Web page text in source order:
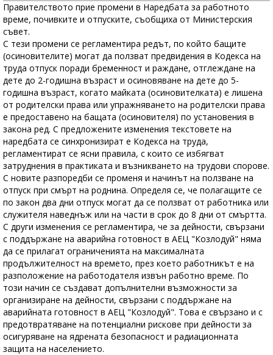
Правителството прие промени в Наредбата за работното
време, почивките и отпуските, съобщиха от Министерския
съвет.
С тези промени се регламентира редът, по който бащите
(осиновителите) могат да ползват предвидения в Кодекса на
труда отпуск поради бременност и раждане, отглеждане на
дете до 2-годишна възраст и осиновяване на дете до 5-
годишна възраст, когато майката (осиновителката) е лишена
от родителски права или упражняването на родителски права
е предоставено на бащата (осиновителя) по установения в
закона ред. С предложените изменения текстовете на
наредбата се синхронизират е Кодекса на труда,
регламентират се ясни правила, с които се избягват
затруднения в практиката и възникването на трудови спорове.
С новите разпоредби се променя и начинът на ползване на
отпуск при смърт на роднина. Определя се, че полагащите се
по закон два дни отпуск могат да се ползват от работника или
служителя наведнъж или на части в срок до 8 дни от смъртта.
С други изменения се регламентира, че за дейности, свързани
с поддържане на аварийна готовност в АЕЦ "Козлодуй" няма
да се прилагат ограниченията на максималната
продължителност на времето, през което работникът е на
разположение на работодателя извън работно време. По
този начин се създават допълнителни възможности за
организиране на дейности, свързани с поддържане на
аварийната готовност в АЕЦ "Козлодуй". Това е свързано и с
предотвратяване на потенциални рискове при дейности за
осигуряване на ядрената безопасност и радиационната
защита на населението.